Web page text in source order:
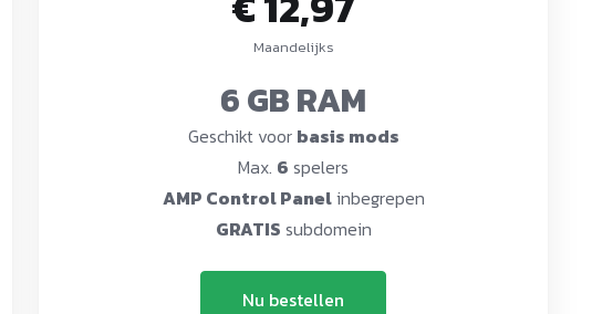
Maandelijks
6 GB RAM
Geschikt voor basis mods
Max. 6 spelers
AMP Control Panelinbegrepen
GRATIS subdomein
Nu bestellen